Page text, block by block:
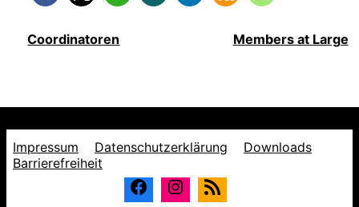
Coordinatoren Members at Large
Impressum Datenschutzerklärung
Downloads
Barrierefreiheit